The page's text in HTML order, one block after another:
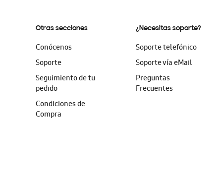
Otras secciones
Conócenos
Soporte
Seguimiento de tu
pedido
Condiciones de
Compra
¿Necesitas soporte?
Soporte telefónico
Soporte vía eMail
Preguntas
Frecuentes